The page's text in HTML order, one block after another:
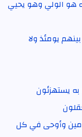
هو الولي وهو يحيي
يومئذ ولا
به يستهزئون
وأوحى في كل